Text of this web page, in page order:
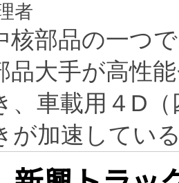
者
核部品の一つ
品大手が高性
、車載用４D
が加速してい